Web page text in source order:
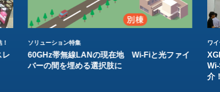
レ
ソリューション特集
60GHz帯無線LANの現在地 Wi-Fiと光ファイ
バーの間を埋める選択肢に
ワ
介